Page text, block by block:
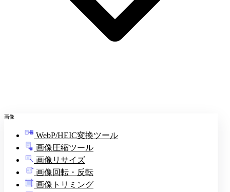
画像
WebP/HEIC変換ツール
画像圧縮ツール
画像リサイズ
画像回転・反転
画像トリミング